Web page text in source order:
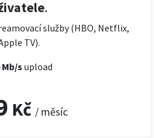
.
služby (HBO, Netflix,
TV).
Mb/supload
Kč / měsíc